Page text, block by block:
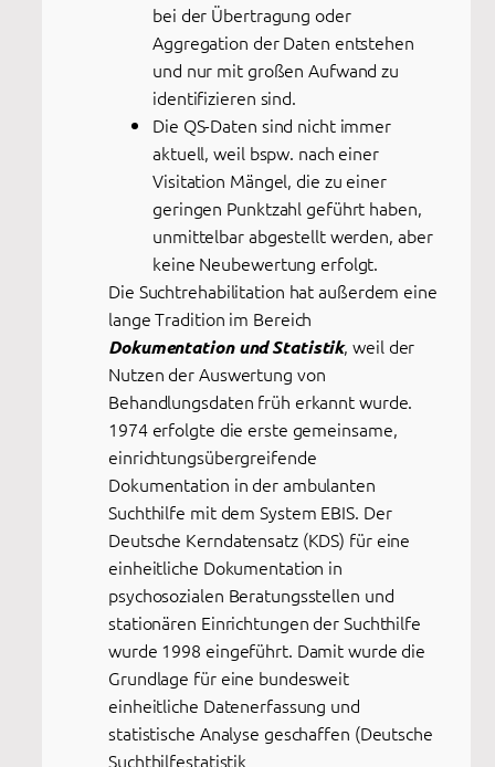
bei der Übertragung oder
Aggregation der Daten entstehen
und nur mit großen Aufwand zu
identifizieren sind.
Die QS-Daten sind nicht immer
aktuell, weil bspw. nach einer
Visitation Mängel, die zu einer
geringen Punktzahl geführt haben,
unmittelbar abgestellt werden, aber
keine Neubewertung erfolgt.
Die Suchtrehabilitation hat außerdem eine
lange Tradition im Bereich
Dokumentation und Statistik, weil der
Nutzen der Auswertung von
Behandlungsdaten früh erkannt wurde.
1974 erfolgte die erste gemeinsame,
einrichtungsübergreifende
Dokumentation in der ambulanten
Suchthilfe mit dem System EBIS. Der
Deutsche Kerndatensatz (KDS) für eine
einheitliche Dokumentation in
psychosozialen Beratungsstellen und
stationären Einrichtungen der Suchthilfe
wurde 1998 eingeführt. Damit wurde die
Grundlage für eine bundesweit
einheitliche Datenerfassung und
statistische Analyse geschaffen (Deutsche
Suchthilfestatistik